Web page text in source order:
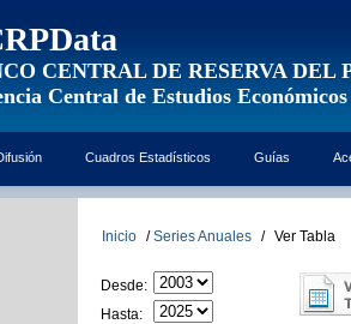
CENTRAL DE RESERVA DEL
Central de Estudios Económicos
Cuadros Estadísticos Guías
Inicio / Series Anuales / Ver Tabla
Desde:
Hasta: